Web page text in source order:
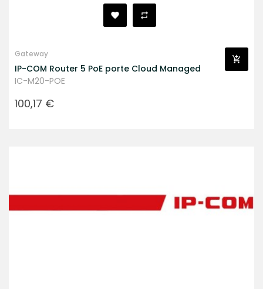
Gateway
IP-COM Router 5 PoE porte Cloud Managed
IC-M20-POE
Prezzo
100,17 €